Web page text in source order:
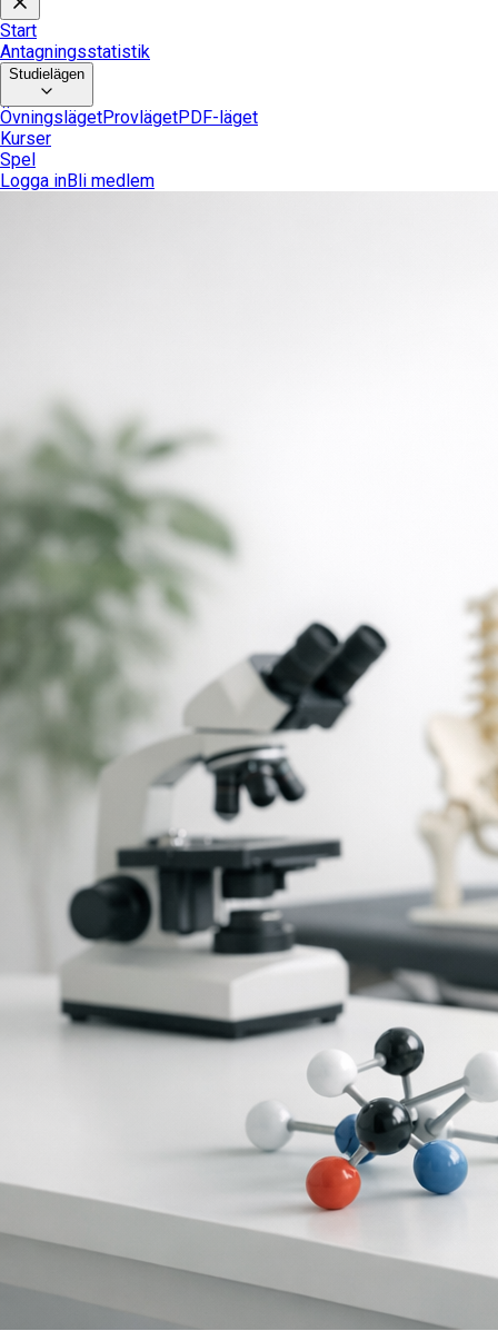
Start
Antagningsstatistik
Studielägen
ÖvningslägetProvlägetPDF-läget
Kurser
Spel
Logga inBli medlem